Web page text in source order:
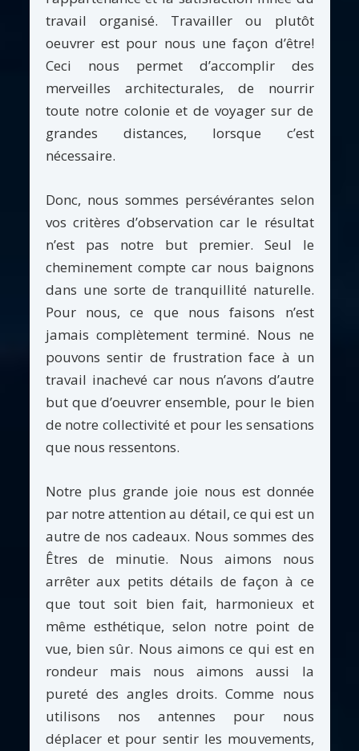
travail organisé. Travailler ou plutôt
oeuvrer est pour nous une façon d’être!
Ceci nous permet d’accomplir des
merveilles architecturales, de nourrir
toute notre colonie et de voyager sur de
grandes distances, lorsque c’est
nécessaire.
Donc, nous sommes persévérantes selon
vos critères d’observation car le résultat
n’est pas notre but premier. Seul le
cheminement compte car nous baignons
dans une sorte de tranquillité naturelle.
Pour nous, ce que nous faisons n’est
jamais complètement terminé. Nous ne
pouvons sentir de frustration face à un
travail inachevé car nous n’avons d’autre
but que d’oeuvrer ensemble, pour le bien
de notre collectivité et pour les sensations
que nous ressentons.
Notre plus grande joie nous est donnée
par notre attention au détail, ce qui est un
autre de nos cadeaux. Nous sommes des
Êtres de minutie. Nous aimons nous
arrêter aux petits détails de façon à ce
que tout soit bien fait, harmonieux et
même esthétique, selon notre point de
vue, bien sûr. Nous aimons ce qui est en
rondeur mais nous aimons aussi la
pureté des angles droits. Comme nous
utilisons nos antennes pour nous
déplacer et pour sentir les mouvements,